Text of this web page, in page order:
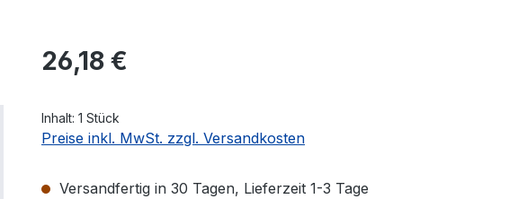
Regulärer Preis:
26,18 €
Inhalt: 1 Stück
Preise inkl. MwSt. zzgl. Versandkosten
Versandfertig in 30 Tagen, Lieferzeit 1-3 Tage